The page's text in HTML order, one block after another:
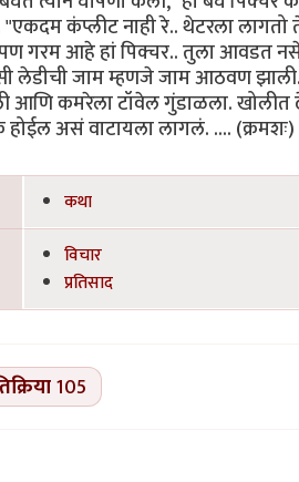
कंप्लीट नाही रे.. थेटरला
गरम आहे हां पिक्चर.. तुला आवडत
लेडीची जाम म्हणजे जाम आठवण
कमरेला टॉवेल गुंडाळला. खोलीत
असं वाटायला लागलं. .... (क्रमशः)
कथा
विचार
प्रतिसाद
105